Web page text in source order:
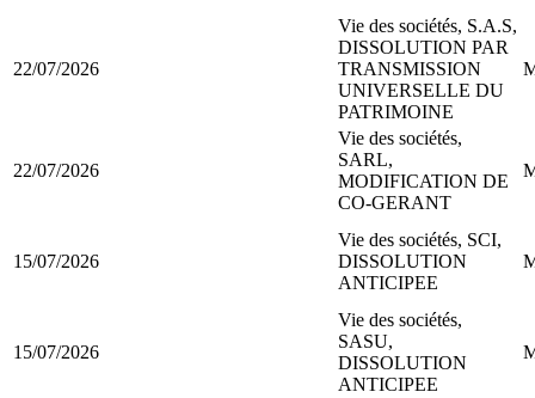
22/07/2026
Vie des sociétés, S.A.S,
DISSOLUTION PAR
TRANSMISSION
UNIVERSELLE DU
PATRIMOINE
22/07/2026
Vie des sociétés,
SARL,
MODIFICATION DE
CO-GERANT
15/07/2026
Vie des sociétés, SCI,
DISSOLUTION
ANTICIPEE
15/07/2026
Vie des sociétés,
SASU,
DISSOLUTION
ANTICIPEE